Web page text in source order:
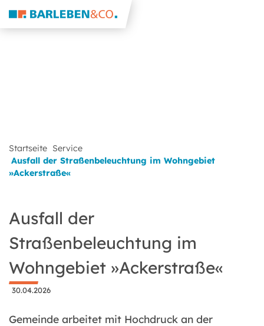
Startseite Service
Ausfall der Straßenbeleuchtung im Wohngebiet
»Ackerstraße«
Ausfall der
Straßenbeleuchtung im
Wohngebiet »Ackerstraße«
30.04.2026
Gemeinde arbeitet mit Hochdruck an der